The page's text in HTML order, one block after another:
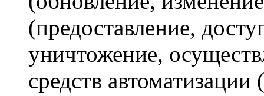
(предоставление,
уничтожение,
средств автоматизации